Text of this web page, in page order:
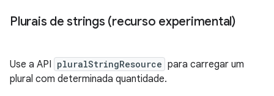
Plurais de strings (recurso experimental)
Use a API pluralStringResource para carregar um
plural com determinada quantidade.